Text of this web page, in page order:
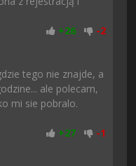
+26 -2
tego nie znajde, a
ale polecam,
mi sie pobralo.
+27 -1